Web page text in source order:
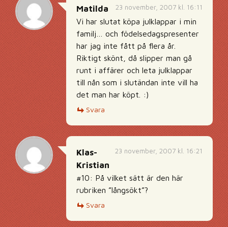
23 november, 2007 kl. 16:11
Matilda
Vi har slutat köpa julklappar i min
familj… och födelsedagspresenter
har jag inte fått på flera år.
Riktigt skönt, då slipper man gå
runt i affärer och leta julklappar
till nån som i slutändan inte vill ha
det man har köpt. :)
Svara
23 november, 2007 kl. 16:21
Klas-
Kristian
#10: På vilket sätt är den här
rubriken ”långsökt”?
Svara